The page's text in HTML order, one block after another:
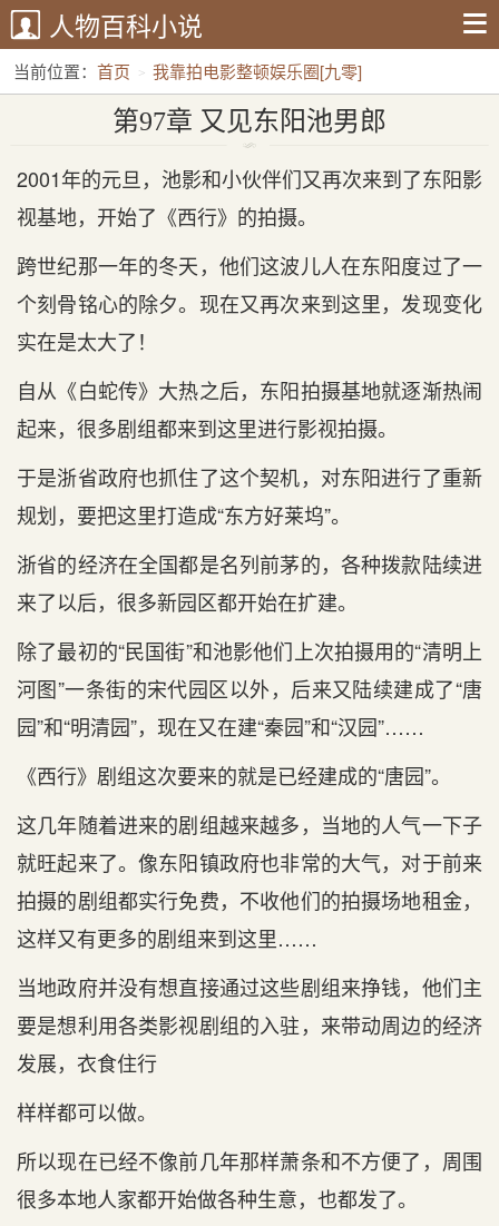
人物百科小说
当前位置： 首页
我靠拍电影整顿娱乐圈[九零]
第97章 又见东阳池男郎
第97章 又见东阳池男郎
2001年的元旦，池影和小伙伴们又再次来到了东阳影
视基地，开始了《西行》的拍摄。
跨世纪那一年的冬天，他们这波儿人在东阳度过了一
个刻骨铭心的除夕。现在又再次来到这里，发现变化
实在是太大了！
自从《白蛇传》大热之后，东阳拍摄基地就逐渐热闹
起来，很多剧组都来到这里进行影视拍摄。
于是浙省政府也抓住了这个契机，对东阳进行了重新
规划，要把这里打造成“东方好莱坞”。
浙省的经济在全国都是名列前茅的，各种拨款陆续进
来了以后，很多新园区都开始在扩建。
除了最初的“民国街”和池影他们上次拍摄用的“清明上
河图”一条街的宋代园区以外，后来又陆续建成了“唐
园”和“明清园”，现在又在建“秦园”和“汉园”……
《西行》剧组这次要来的就是已经建成的“唐园”。
这几年随着进来的剧组越来越多，当地的人气一下子
就旺起来了。像东阳镇政府也非常的大气，对于前来
拍摄的剧组都实行免费，不收他们的拍摄场地租金，
这样又有更多的剧组来到这里……
当地政府并没有想直接通过这些剧组来挣钱，他们主
要是想利用各类影视剧组的入驻，来带动周边的经济
发展，衣食住行
样样都可以做。
所以现在已经不像前几年那样萧条和不方便了，周围
很多本地人家都开始做各种生意，也都发了。